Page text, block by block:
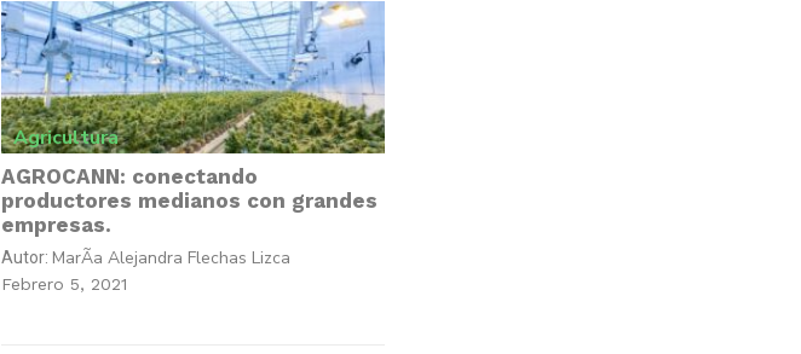
Agricultura
AGROCANN: conectando
productores medianos con grandes
empresas.
Autor: MarÃ­a Alejandra Flechas Lizca
Febrero 5, 2021